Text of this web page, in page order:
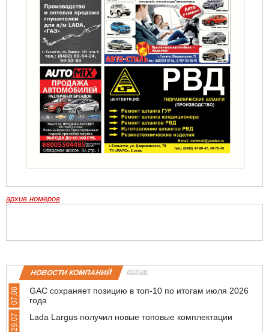
архив номеров
НОВОСТИ КОМПАНИЙ архив
07.08
GAC сохраняет позицию в топ-10 по итогам июля 2026
года
29.07 Lada Largus получил новые топовые комплектации